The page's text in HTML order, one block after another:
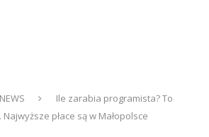
NEWS
Ile zarabia programista? To
płace są w Małopolsce